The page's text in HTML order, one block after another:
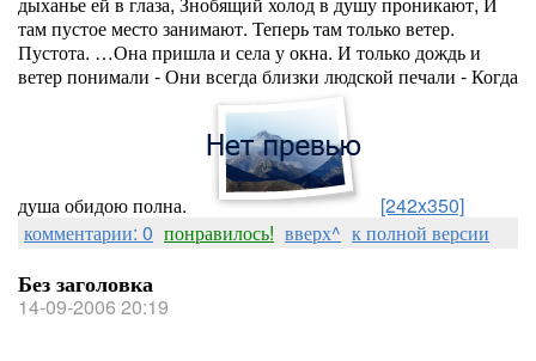
там пустое место занимают. Теперь там только ветер.
Пустота. …Она пришла и села у окна. И только дождь и
ветер понимали - Они всегда близки людской печали - Когда
душа обидою полна.
[242x350]
комментарии: 0 понравилось! вверх^ к полной версии
Без заголовка
14-09-2006 20:19